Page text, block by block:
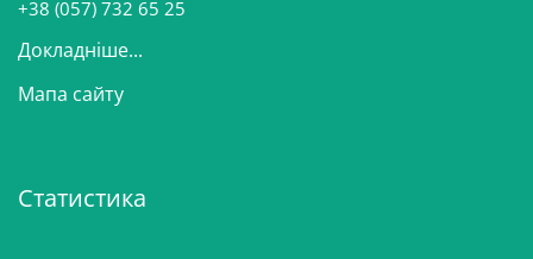
+38 (057) 732 65 25
Докладніше...
Мапа сайту
Статистика